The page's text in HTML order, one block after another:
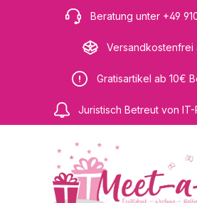
Zum Hauptinhalt springen
Beratung unter +49
Versandkostenfrei
Gratisartikel ab 10€
Juristisch Betreut von